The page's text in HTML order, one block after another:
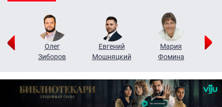
Олег
Зиборов
Евгений
Мошняцкий
Мария
Фомина